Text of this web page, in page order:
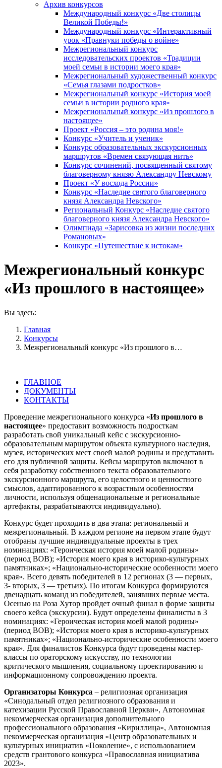
Архив конкурсов
Международный конкурс «Две столицы
Великой Победы!»
Международный конкурс «Интерактивный
урок «Правнуки победы о войне»
Межрегиональный конкурс
исследовательских проектов «Традиции
моей семьи в истории моего края»
Межрегиональный художественный конкурс
«Семья глазами подростков»
Межрегиональный конкурс «История моей
семьи в истории родного края»
Межрегиональный конкурс «Из прошлого в
настоящее»
Проект «Россия – это родина моя!»
Конкурс «Учитель и ученик»
Конкурс образовательных экскурсионных
маршрутов «Времен связующая нить»
Конкурс сочинений, посвященный святому
благоверному князю Александру Невскому
Проект «У восхода России»
Конкурс «Наследие святого благоверного
князя Александра Невского»
Региональный Конкурс «Наследие святого
благоверного князя Александра Невского»
Олимпиада «Зарисовка из жизни последних
Романовых»
Конкурс «Путешествие к истокам»
Межрегиональный конкурс
«Из прошлого в настоящее»
Вы здесь:
Главная
Конкурсы
Межрегиональный конкурс «Из прошлого в…
ГЛАВНОЕ
ДОКУМЕНТЫ
КОНТАКТЫ
Проведение межрегионального конкурса «Из прошлого в
настоящее» предоставит возможность подросткам
разработать свой уникальный кейс с экскурсионно-
образовательным маршрутом объекта культурного наследия,
музея, исторических мест своей малой родины и представить
его для публичной защиты. Кейсы маршрутов включают в
себя разработку собственного текста образовательного
экскурсионного маршрута, его целостного и ценностного
смыслов, адаптированного к возрастным особенностям
личности, используя общенациональные и региональные
артефакты, разрабатываются индивидуально).
Конкурс будет проходить в два этапа: региональный и
межрегиональный. В каждом регионе на первом этапе будут
отобраны лучшие индивидуальные проекты в трех
номинациях: «Героическая история моей малой родины»
(период ВОВ); «История моего края в историко-культурных
памятниках»; «Национально-исторические особенности моего
края». Всего девять победителей в 12 регионах (3 — первых,
3- вторых, 3 — третьих). По итогам Конкурса формируются
двенадцать команд из победителей, занявших первые места.
Осенью на Роза Хутор пройдет очный финал в форме защиты
своего кейса (экскурсии). Будут определены финалисты в 3
номинациях: «Героическая история моей малой родины»
(период ВОВ); «История моего края в историко-культурных
памятниках»; «Национально-исторические особенности моего
края». Для финалистов Конкурса будут проведены мастер-
классы по ораторскому искусству, по технологии
критического мышления, социальному проектированию и
информационному сопровождению проекта.
Организаторы Конкурса – религиозная организация
«Синодальный отдел религиозного образования и
катехизации Русской Православной Церкви», Автономная
некоммерческая организация дополнительного
профессионального образования «Кириллица», Автономная
некоммерческая организация «Центр образовательных и
культурных инициатив «Поколение», с использованием
средств грантового конкурса «Православная инициатива
2023».